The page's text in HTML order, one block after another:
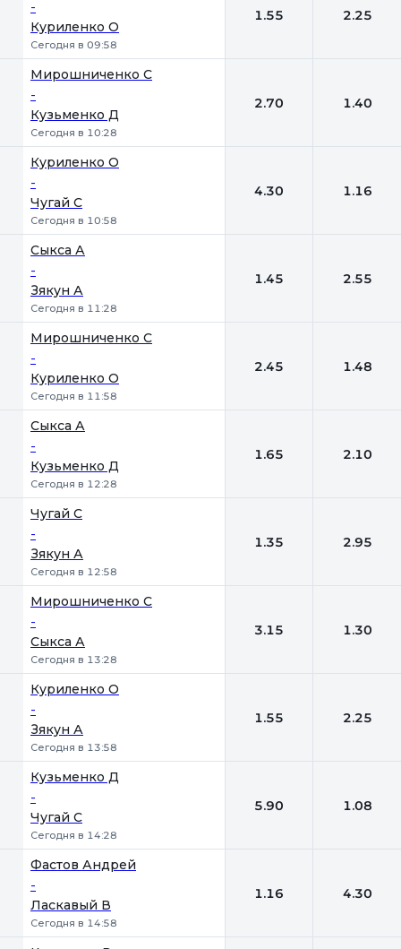
-
Куриленко О
Сегодня в 09:58
1.55 2.25
Мирошниченко С
-
Кузьменко Д
Сегодня в 10:28
2.70 1.40
Куриленко О
-
Чугай С
Сегодня в 10:58
4.30 1.16
Сыкса А
-
Зякун А
Сегодня в 11:28
1.45 2.55
Мирошниченко С
-
Куриленко О
Сегодня в 11:58
2.45 1.48
Сыкса А
-
Кузьменко Д
Сегодня в 12:28
1.65 2.10
Чугай С
-
Зякун А
Сегодня в 12:58
1.35 2.95
Мирошниченко С
-
Сыкса А
Сегодня в 13:28
3.15 1.30
Куриленко О
-
Зякун А
Сегодня в 13:58
1.55 2.25
Кузьменко Д
-
Чугай С
Сегодня в 14:28
5.90 1.08
Фастов Андрей
-
Ласкавый В
Сегодня в 14:58
1.16 4.30